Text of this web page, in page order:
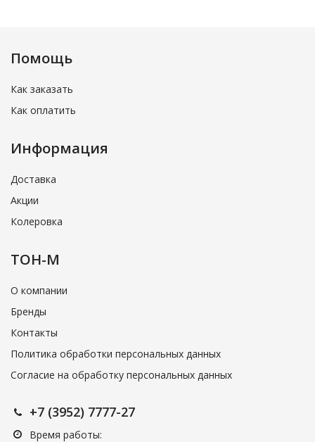
Помощь
Как заказать
Как оплатить
Информация
Доставка
Акции
Колеровка
ТОН-М
О компании
Бренды
Контакты
Политика обработки персональных данных
Согласие на обработку персональных данных
+7 (3952) 7777-27
Время работы: